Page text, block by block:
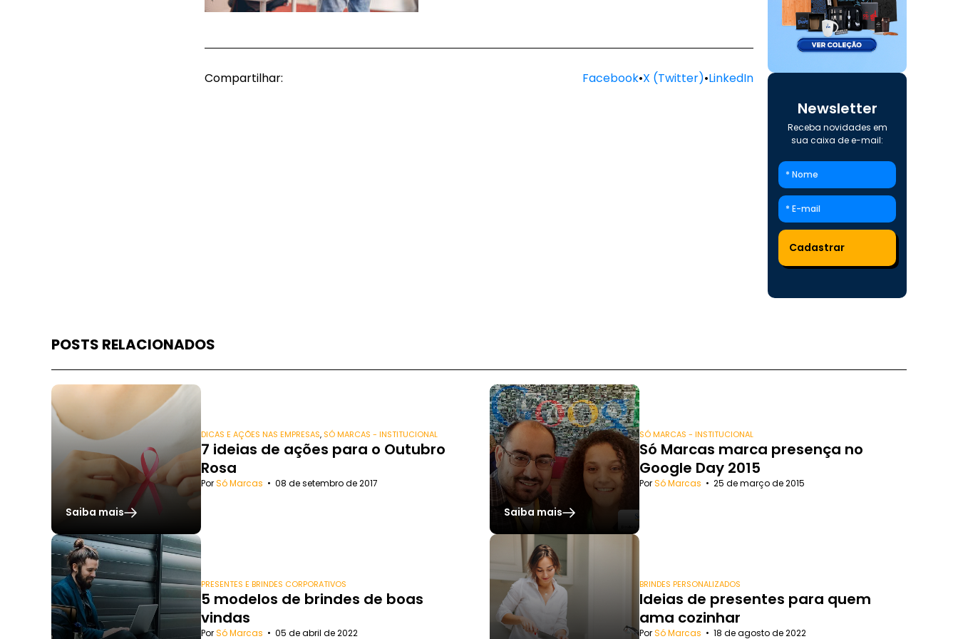
Compartilhar: Facebook•X (Twitter)•LinkedIn
Newsletter
Receba novidades em
sua caixa de e-mail:
POSTS RELACIONADOS
Saiba mais
DICAS E AÇÕES NAS EMPRESAS, SÓ MARCAS - INSTITUCIONAL
7 ideias de ações para o Outubro
Rosa
PorSó Marcas • 08 de setembro de 2017
Saiba mais
SÓ MARCAS - INSTITUCIONAL
Só Marcas marca presença no
Google Day 2015
PorSó Marcas • 25 de março de 2015
PRESENTES E BRINDES CORPORATIVOS
5 modelos de brindes de boas
vindas
PorSó Marcas • 05 de abril de 2022
BRINDES PERSONALIZADOS
Ideias de presentes para quem
ama cozinhar
PorSó Marcas • 18 de agosto de 2022